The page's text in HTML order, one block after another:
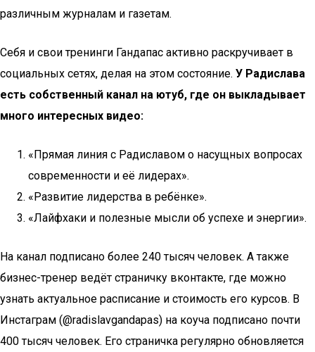
различным журналам и газетам.
Себя и свои тренинги Гандапас активно раскручивает в
социальных сетях, делая на этом состояние. У Радислава
есть собственный канал на ютуб, где он выкладывает
много интересных видео:
«Прямая линия с Радиславом о насущных вопросах
современности и её лидерах».
«Развитие лидерства в ребёнке».
«Лайфхаки и полезные мысли об успехе и энергии».
На канал подписано более 240 тысяч человек. А также
бизнес-тренер ведёт страничку вконтакте, где можно
узнать актуальное расписание и стоимость его курсов. В
Инстаграм (@radislavgandapas) на коуча подписано почти
400 тысяч человек. Его страничка регулярно обновляется